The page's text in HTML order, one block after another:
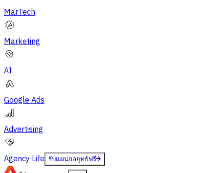
MarTech
Marketing
AI
Google Ads
Advertising
Agency Life รับแผนกลยุทธ์ฟรี